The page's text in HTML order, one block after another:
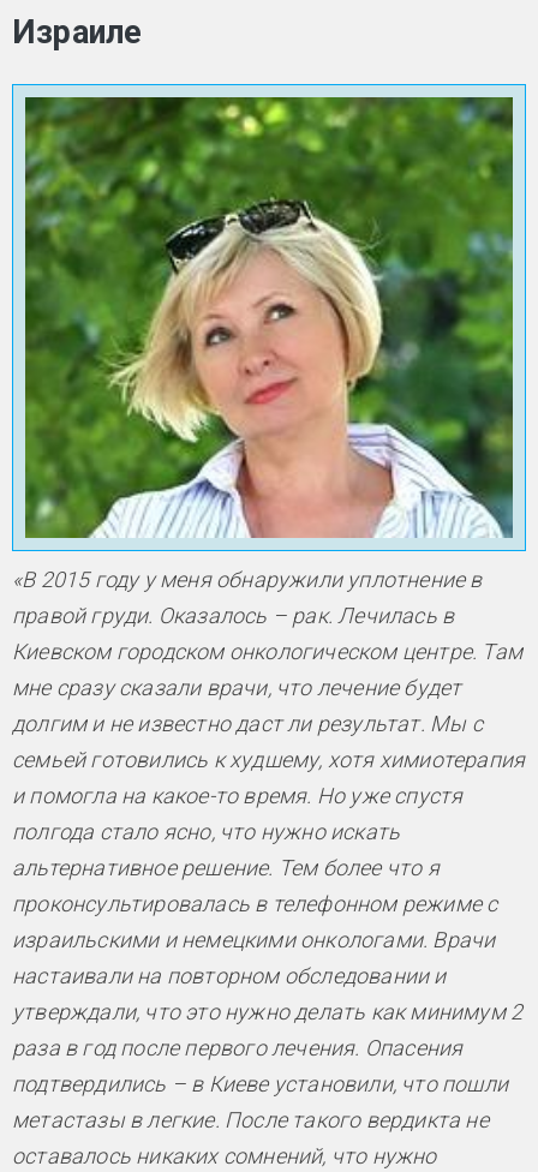
Израиле
«В 2015 году у меня обнаружили уплотнение в
правой груди. Оказалось – рак. Лечилась в
Киевском городском онкологическом центре. Там
мне сразу сказали врачи, что лечение будет
долгим и не известно даст ли результат. Мы с
семьей готовились к худшему, хотя химиотерапия
и помогла на какое-то время. Но уже спустя
полгода стало ясно, что нужно искать
альтернативное решение. Тем более что я
проконсультировалась в телефонном режиме с
израильскими и немецкими онкологами. Врачи
настаивали на повторном обследовании и
утверждали, что это нужно делать как минимум 2
раза в год после первого лечения. Опасения
подтвердились – в Киеве установили, что пошли
метастазы в легкие. После такого вердикта не
оставалось никаких сомнений, что нужно